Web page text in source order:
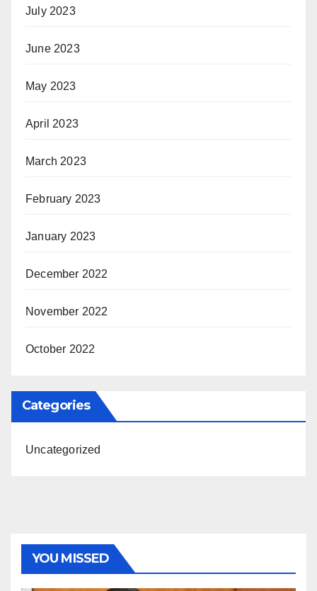
July 2023
June 2023
May 2023
April 2023
March 2023
February 2023
January 2023
December 2022
November 2022
October 2022
Categories
Uncategorized
YOU MISSED